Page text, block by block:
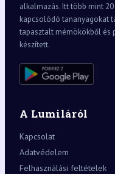
alkalmazás. Itt több mint
kapcsolódó tananyagokat
tapasztalt mérnökökből és
készített.
A Lumiláról
Kapcsolat
Adatvédelem
Felhasználási feltételek